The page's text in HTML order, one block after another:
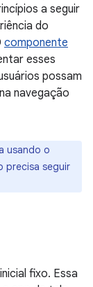
a seguir
do
componente
esses
possam
navegação
usando o
precisa seguir
fixo. Essa